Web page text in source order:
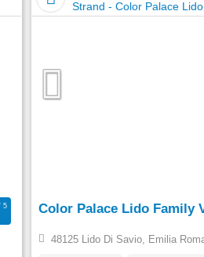
Color Palace Lido Family
48125 Lido Di Savio, Emilia